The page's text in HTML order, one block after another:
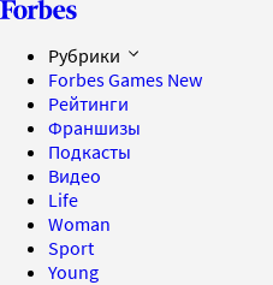
Рубрики
Forbes Games New
Рейтинги
Франшизы
Подкасты
Видео
Life
Woman
Sport
Young